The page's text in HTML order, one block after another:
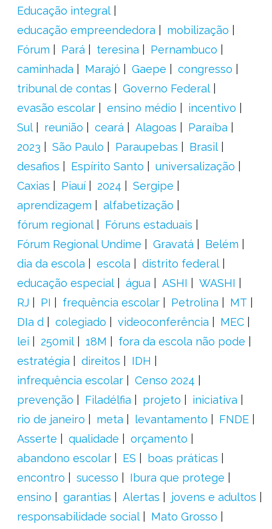
Educação integral
educação empreendedora
mobilização
Fórum
Pará teresina
Pernambuco
caminhada
Marajó Gaepe
congresso
tribunal de contas
Governo Federal
evasão escolar
ensino médio
incentivo
Sul
reunião ceará Alagoas
Paraíba
2023
São Paulo Paraupebas
Brasil
desafios
Espírito Santo
universalização
Caxias
Piauí 2024
Sergipe
aprendizagem
alfabetização
fórum regional
Fóruns estaduais
Fórum Regional Undime
Gravatá
Belém
dia da escola
escola
distrito federal
educação especial
água ASHI
WASHI
RJ
PI frequência escolar Petrolina
MT
DIa d
colegiado videoconferência
MEC
lei
250mil 18M
fora da escola não pode
estratégia
direitos
IDH
infrequência escolar
Censo 2024
prevenção
Filadélfia projeto
iniciativa
rio de janeiro
meta levantamento
FNDE
Asserte
qualidade
orçamento
abandono escolar
ES
boas práticas
encontro
sucesso
Ibura que protege
ensino
garantias Alertas
jovens e adultos
responsabilidade social
Mato Grosso